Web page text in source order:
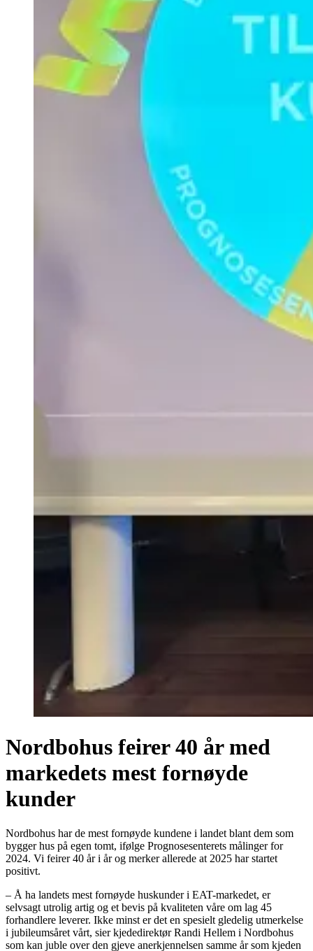
Nordbohus feirer 40 år med
markedets mest fornøyde
kunder
Nordbohus har de mest fornøyde kundene i landet blant dem som
bygger hus på egen tomt, ifølge Prognosesenterets målinger for
2024. Vi feirer 40 år i år og merker allerede at 2025 har startet
positivt.
– Å ha landets mest fornøyde huskunder i EAT-markedet, er
selvsagt utrolig artig og et bevis på kvaliteten våre om lag 45
forhandlere leverer. Ikke minst er det en spesielt gledelig utmerkelse
i jubileumsåret vårt, sier kjededirektør Randi Hellem i Nordbohus
som kan juble over den gjeve anerkjennelsen samme år som kjeden